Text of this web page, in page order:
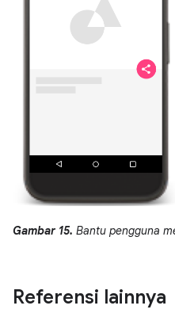
Gambar 15. Bantu pengguna
Referensi lainnya